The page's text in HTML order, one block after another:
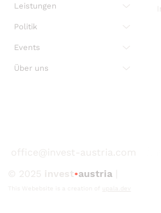
Leistungen
Politik
Events
Über uns
office@invest-austria.com
© 2025 invest•austria
This Webebsite is a creation of upala.dev